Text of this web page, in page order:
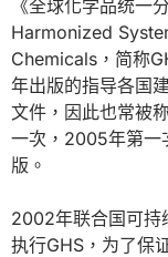
《全球化学品统一
Harmonized
Chemicals，简称
年出版的指导各国
文件，因此也常被
一次，2005年第一
版。
2002年联合国可持
执行GHS，为了保